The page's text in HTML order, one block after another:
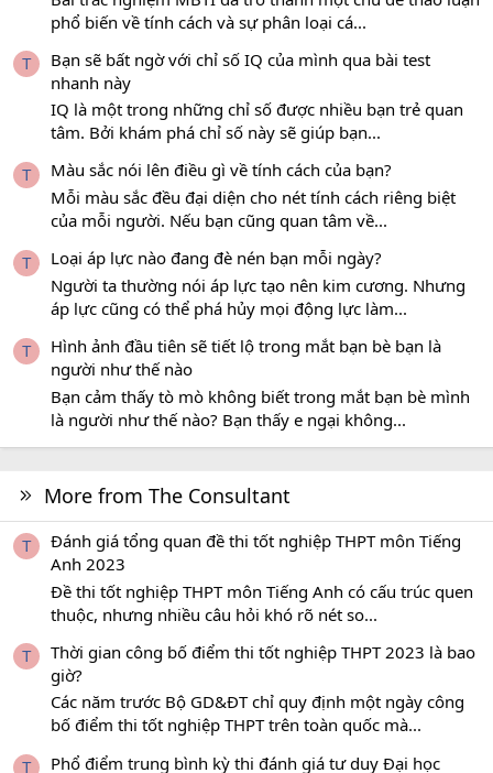
phổ biến về tính cách và sự phân loại cá...
T
Bạn sẽ bất ngờ với chỉ số IQ của mình qua bài test
nhanh này
IQ là một trong những chỉ số được nhiều bạn trẻ quan
tâm. Bởi khám phá chỉ số này sẽ giúp bạn...
T
Màu sắc nói lên điều gì về tính cách của bạn?
Mỗi màu sắc đều đại diện cho nét tính cách riêng biệt
của mỗi người. Nếu bạn cũng quan tâm về...
T
Loại áp lực nào đang đè nén bạn mỗi ngày?
Người ta thường nói áp lực tạo nên kim cương. Nhưng
áp lực cũng có thể phá hủy mọi động lực làm...
T
Hình ảnh đầu tiên sẽ tiết lộ trong mắt bạn bè bạn là
người như thế nào
Bạn cảm thấy tò mò không biết trong mắt bạn bè mình
là người như thế nào? Bạn thấy e ngại không...
More from The Consultant
T
Đánh giá tổng quan đề thi tốt nghiệp THPT môn Tiếng
Anh 2023
Đề thi tốt nghiệp THPT môn Tiếng Anh có cấu trúc quen
thuộc, nhưng nhiều câu hỏi khó rõ nét so...
T
Thời gian công bố điểm thi tốt nghiệp THPT 2023 là bao
giờ?
Các năm trước Bộ GD&ĐT chỉ quy định một ngày công
bố điểm thi tốt nghiệp THPT trên toàn quốc mà...
T
Phổ điểm trung bình kỳ thi đánh giá tư duy Đại học